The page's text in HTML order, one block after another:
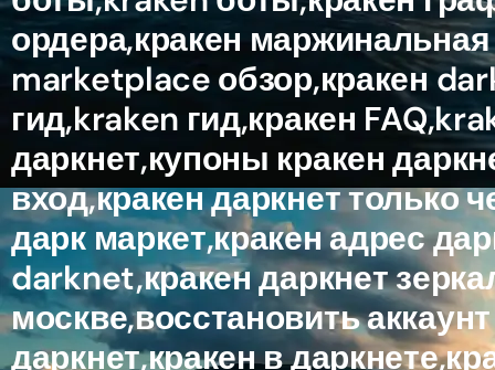
ордера,кракен
marketplace обзор,кракен
гид,kraken гид,кракен
даркнет,купоны кракен
вход,кракен даркнет только
дарк маркет,кракен адрес
darknet,кракен даркнет
москве,восстановить
даркнет,кракен в